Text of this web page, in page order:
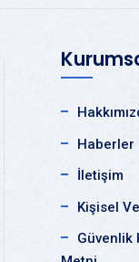
Haberler
İletişim
Kişisel
Güvenlik